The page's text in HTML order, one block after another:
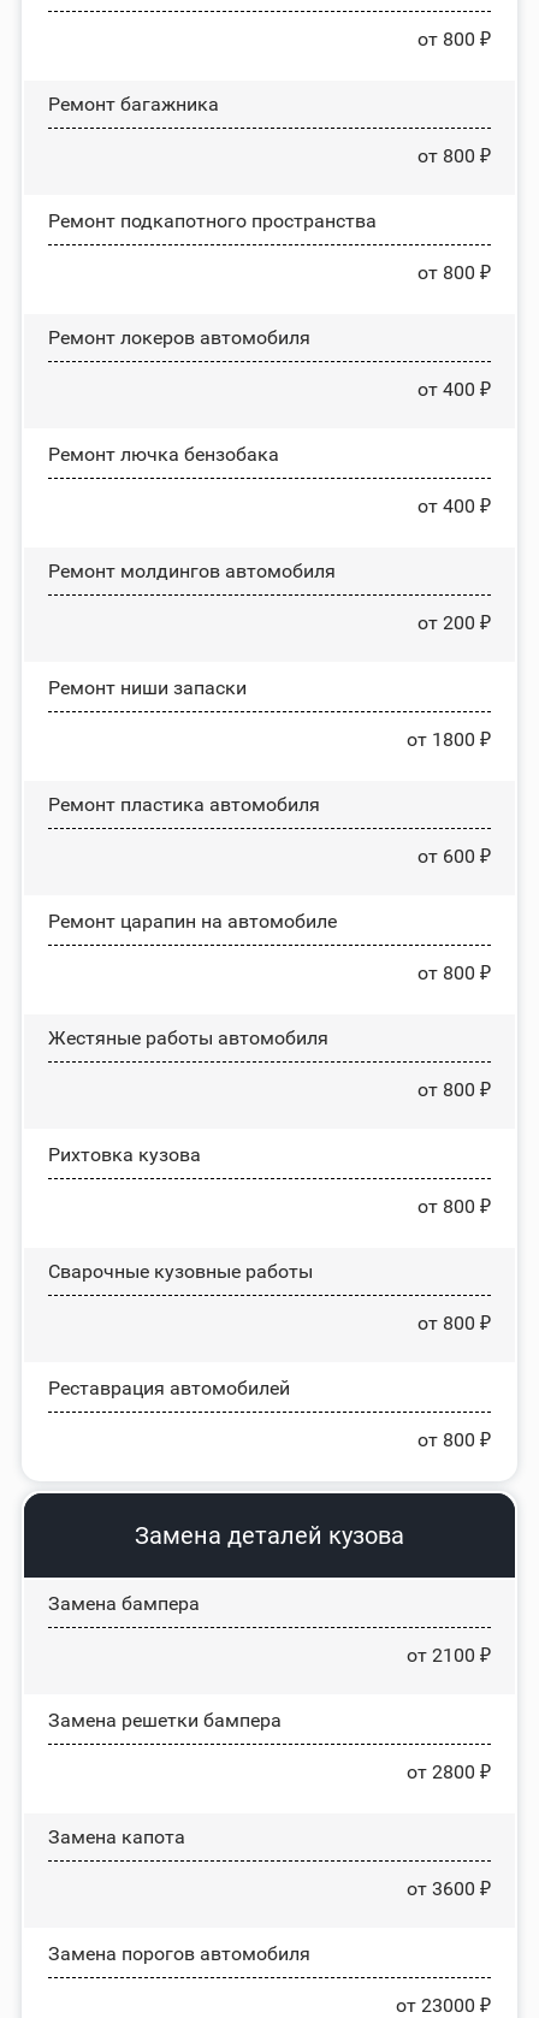
от 800 ₽
Ремонт багажника
от 800 ₽
Ремонт подкапотного пространства
от 800 ₽
Ремонт лoĸepoв автомобиля
от 400 ₽
Ремонт лючка бензобака
от 400 ₽
Ремонт молдингов автомобиля
от 200 ₽
Ремонт ниши запаски
от 1800 ₽
Ремонт пластика автомобиля
от 600 ₽
Ремонт царапин на автомобиле
от 800 ₽
Жестяные работы автомобиля
от 800 ₽
Рихтовка кузова
от 800 ₽
Сварочные кузовные работы
от 800 ₽
Реставрация автомобилей
от 800 ₽
Замена деталей кузова
Замена бампера
от 2100 ₽
Замена решетки бампера
от 2800 ₽
Замена капота
от 3600 ₽
Замена порогов автомобиля
от 23000 ₽